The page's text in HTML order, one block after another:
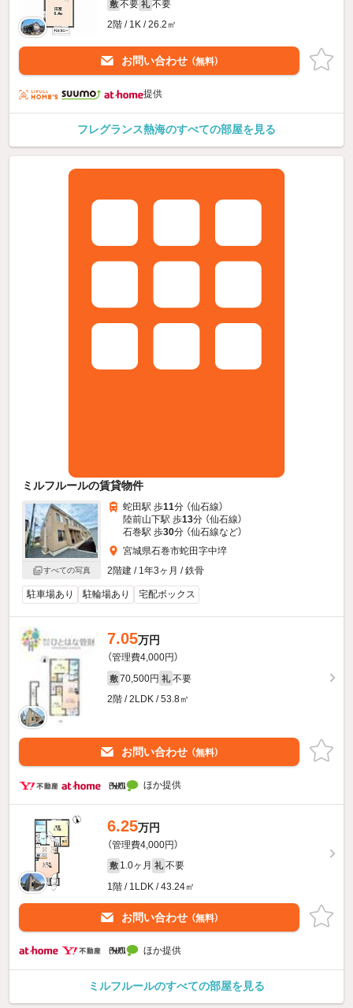
敷 不要 礼 不要
2階 / 1K / 26.2㎡
お問い合わせ （無料）
提供
フレグランス熱海のすべての部屋を見る
ミルフルールの賃貸物件
すべての写真
蛇田駅 歩11分 （仙石線）
陸前山下駅 歩13分 （仙石線）
石巻駅 歩30分 （仙石線など）
宮城県石巻市蛇田字中埣
2階建 / 1年3ヶ月 / 鉄骨
駐車場あり 駐輪場あり 宅配ボックス
7.05万円
（管理費4,000円）
敷 70,500円 礼 不要
2階 / 2LDK / 53.8㎡
お問い合わせ （無料）
ほか提供
6.25万円
（管理費4,000円）
敷 1.0ヶ月 礼 不要
1階 / 1LDK / 43.24㎡
お問い合わせ （無料）
ほか提供
ミルフルールのすべての部屋を見る